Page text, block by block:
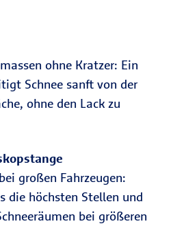
ohne Kratzer: Ein
Schnee sanft von der
ohne den Lack zu
großen Fahrzeugen:
die höchsten Stellen und
bei größeren